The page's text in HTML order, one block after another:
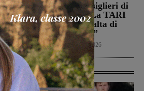
Reggello, i consiglieri di
opposizione: “La TARI
2026 resta più alta di
quella del 2022”
Politica 8 Agosto 2026